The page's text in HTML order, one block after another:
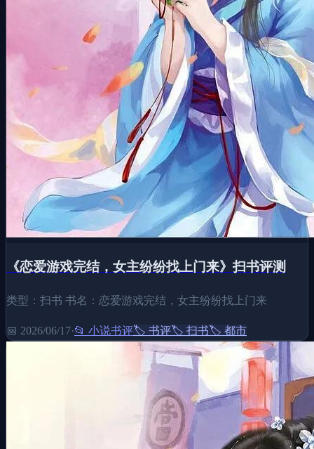
《恋爱游戏完结，女主纷纷找上门来》扫书评测
类型：扫书 书名：恋爱游戏完结，女主纷纷找上门来
📅 2026/06/17·📂 小说书评🏷️ 书评🏷️ 扫书🏷️ 都市